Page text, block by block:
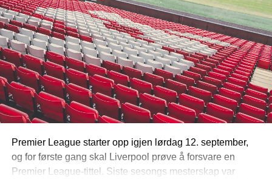
Premier League starter opp igjen lørdag 12. september,
og for første gang skal Liverpool prøve å forsvare en
Premier League-tittel. Siste sesongs mesterskap var